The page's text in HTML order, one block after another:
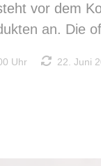
vor dem
an. Die
Uhr 22. Juni